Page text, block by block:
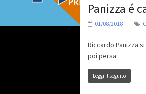
Panizza é
01/08/2018
Riccardo Panizza
poi persa
Leggi il seguito